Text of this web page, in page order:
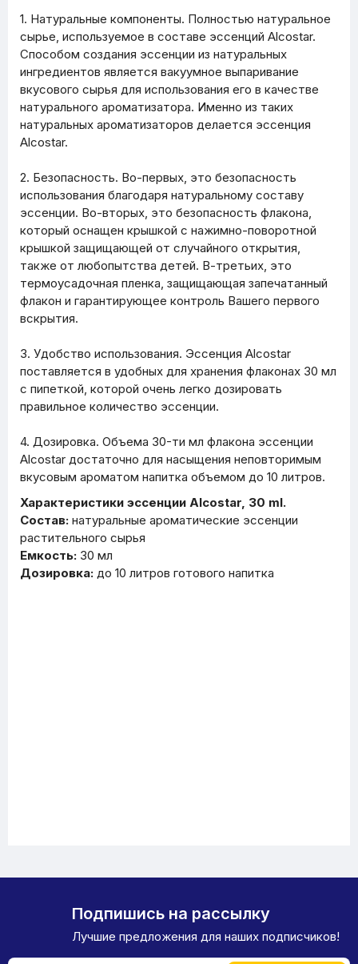
1. Натуральные компоненты. Полностью натуральное
сырье, используемое в составе эссенций Alcostar.
Способом создания эссенции из натуральных
ингредиентов является вакуумное выпаривание
вкусового сырья для использования его в качестве
натурального ароматизатора. Именно из таких
натуральных ароматизаторов делается эссенция
Alcostar.
2. Безопасность. Во-первых, это безопасность
использования благодаря натуральному составу
эссенции. Во-вторых, это безопасность флакона,
который оснащен крышкой с нажимно-поворотной
крышкой защищающей от случайного открытия,
также от любопытства детей. В-третьих, это
термоусадочная пленка, защищающая запечатанный
флакон и гарантирующее контроль Вашего первого
вскрытия.
3. Удобство использования. Эссенция Alcostar
поставляется в удобных для хранения флаконах 30 мл
с пипеткой, которой очень легко дозировать
правильное количество эссенции.
4. Дозировка. Объема 30-ти мл флакона эссенции
Alcostar достаточно для насыщения неповторимым
вкусовым ароматом напитка объемом до 10 литров.
Характеристики эссенции Alcostar, 30 ml.
Состав: натуральные ароматические эссенции
растительного сырья
Емкость: 30 мл
Дозировка: до 10 литров готового напитка
Подпишись на рассылку
Лучшие предложения для наших подписчиков!